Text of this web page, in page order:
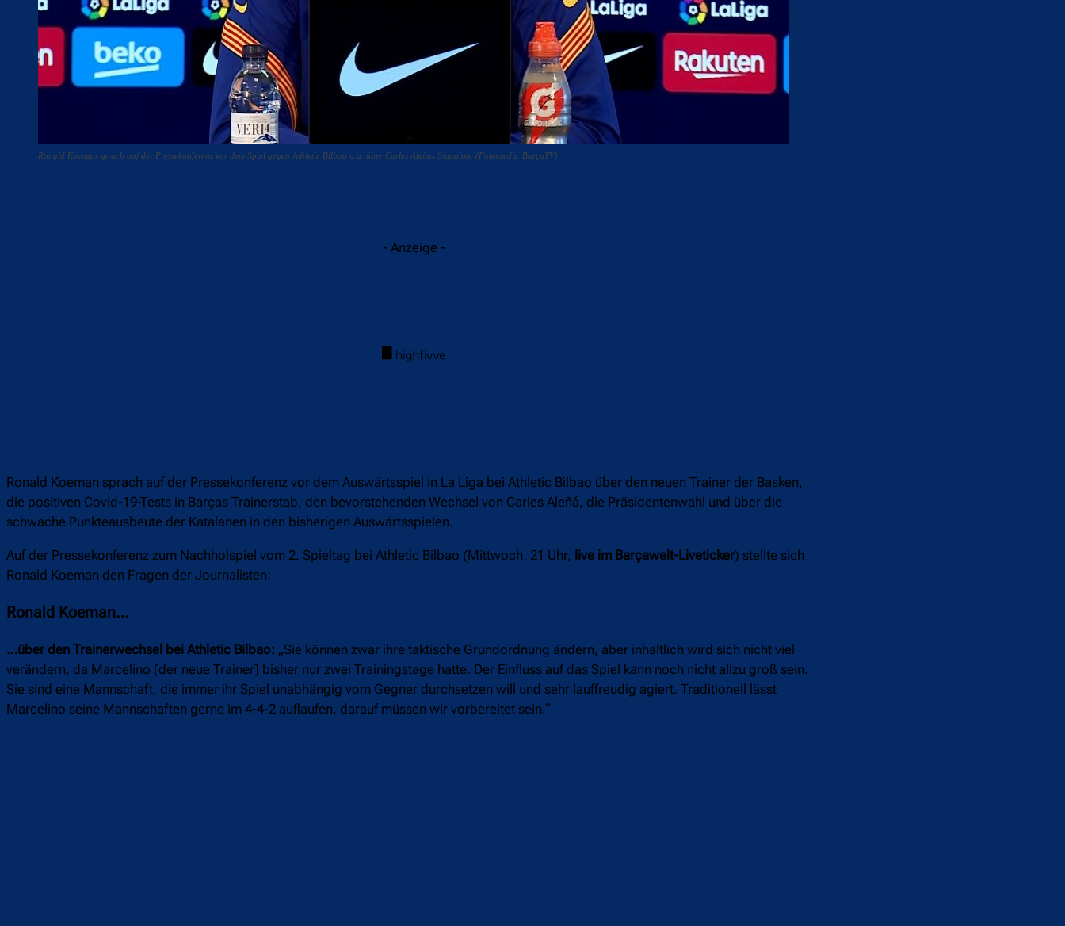
Ronald Koeman sprach auf der Pressekonferenz vor dem Spiel gegen Athletic Bilbao u.a. über Carles Aleñas Situation. (Fotocredit: BarçaTV)
- Anzeige -
Ronald Koeman sprach auf der Pressekonferenz vor dem Auswärtsspiel in La Liga bei Athletic Bilbao über den neuen Trainer der Basken,
die positiven Covid-19-Tests in Barças Trainerstab, den bevorstehenden Wechsel von Carles Aleñá, die Präsidentenwahl und über die
schwache Punkteausbeute der Katalanen in den bisherigen Auswärtsspielen.
Auf der Pressekonferenz zum Nachholspiel vom 2. Spieltag bei Athletic Bilbao (Mittwoch, 21 Uhr, live im Barçawelt-Liveticker) stellte sich
Ronald Koeman den Fragen der Journalisten:
Ronald Koeman…
…über den Trainerwechsel bei Athletic Bilbao: „Sie können zwar ihre taktische Grundordnung ändern, aber inhaltlich wird sich nicht viel
verändern, da Marcelino [der neue Trainer] bisher nur zwei Trainingstage hatte. Der Einfluss auf das Spiel kann noch nicht allzu groß sein.
Sie sind eine Mannschaft, die immer ihr Spiel unabhängig vom Gegner durchsetzen will und sehr lauffreudig agiert. Traditionell lässt
Marcelino seine Mannschaften gerne im 4-4-2 auflaufen, darauf müssen wir vorbereitet sein.“